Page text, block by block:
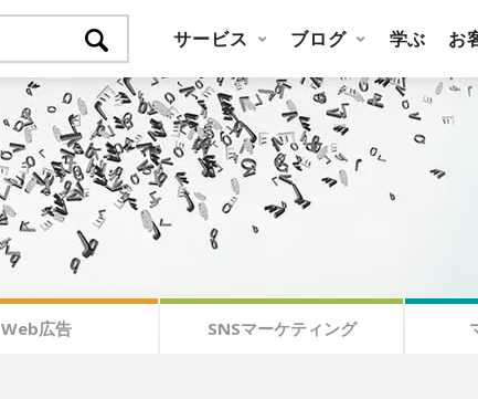
サービス ブログ 学ぶ お
Web広告 SNSマーケティング